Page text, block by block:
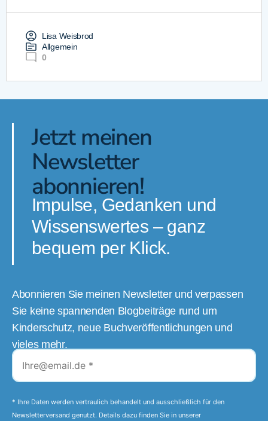
Lisa Weisbrod
Allgemein
0
Jetzt meinen
Newsletter
abonnieren!
Impulse, Gedanken und
Wissenswertes – ganz
bequem per Klick.
Abonnieren Sie meinen Newsletter und verpassen
Sie keine spannenden Blogbeiträge rund um
Kinderschutz, neue Buchveröffentlichungen und
vieles mehr.
* Ihre Daten werden vertraulich behandelt und ausschließlich für den
Newsletterversand genutzt. Details dazu finden Sie in unserer